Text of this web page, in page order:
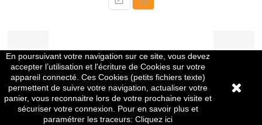
En poursuivant votre navigation sur ce site, vous devez
accepter l’utilisation et l'écriture de Cookies sur votre
appareil connecté. Ces Cookies (petits fichiers texte)
permettent de suivre votre navigation, actualiser votre
panier, vous reconnaitre lors de votre prochaine visite et
sécuriser votre connexion. Pour en savoir plus et
paramétrer les traceurs: Cliquez ici